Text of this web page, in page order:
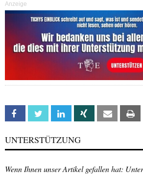
Anzeige
Facebook Twitter Linkedin Xing Email
UNTERSTÜTZUNG
Wenn Ihnen unser Artikel gefallen hat: